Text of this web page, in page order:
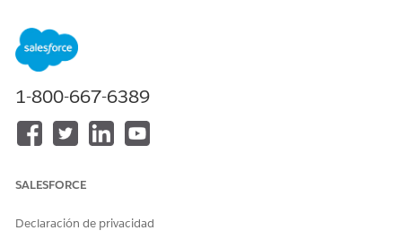
Save the information.
Salesforce Help: Leads
¿RESOLVIÓ ESTE ARTÍCULO SU PROBLEMA?
1-800-667-6389
SALESFORCE
Declaración de privacidad